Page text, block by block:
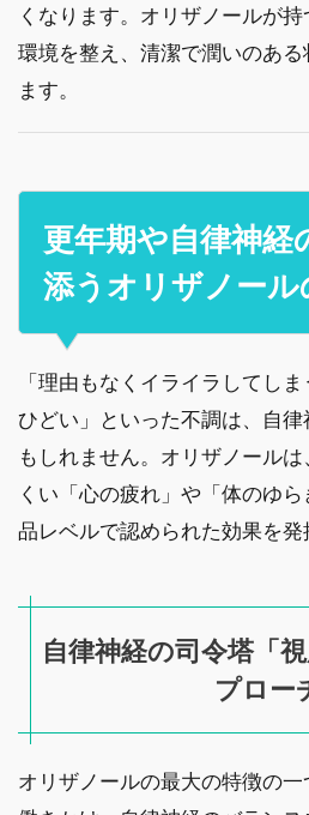
くなります。オリザノールが
環境を整え、清潔で潤いのあ
ます。
更年期や自律神経
添うオリザノール
「理由もなくイライラしてし
ひどい」といった不調は、自
もしれません。オリザノール
くい「心の疲れ」や「体のゆ
品レベルで認められた効果を発
自律神経の司令塔「
プロー
オリザノールの最大の特徴の